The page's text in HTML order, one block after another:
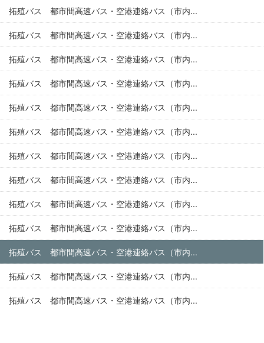
拓殖バス 都市間高速バス・空港連絡バス（市内...
拓殖バス 都市間高速バス・空港連絡バス（市内...
拓殖バス 都市間高速バス・空港連絡バス（市内...
拓殖バス 都市間高速バス・空港連絡バス（市内...
拓殖バス 都市間高速バス・空港連絡バス（市内...
拓殖バス 都市間高速バス・空港連絡バス（市内...
拓殖バス 都市間高速バス・空港連絡バス（市内...
拓殖バス 都市間高速バス・空港連絡バス（市内...
拓殖バス 都市間高速バス・空港連絡バス（市内...
拓殖バス 都市間高速バス・空港連絡バス（市内...
拓殖バス 都市間高速バス・空港連絡バス（市内...
拓殖バス 都市間高速バス・空港連絡バス（市内...
拓殖バス 都市間高速バス・空港連絡バス（市内...